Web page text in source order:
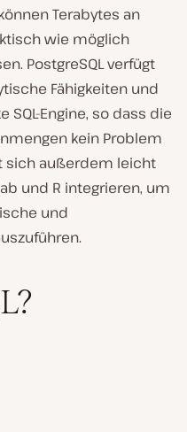
Terabytes an
wie möglich
PostgreSQL verfügt
Fähigkeiten und
Engine, so dass die
kein Problem
sich außerdem leicht
und R integrieren, um
und